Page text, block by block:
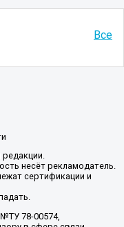
Все
несёт рекламодатель.
сертификации и
№ТУ 78-00574,